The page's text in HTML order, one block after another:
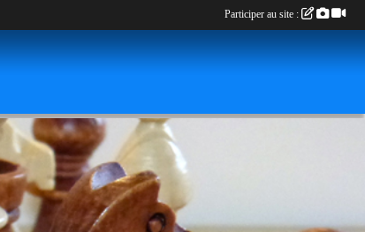
Participer au site :